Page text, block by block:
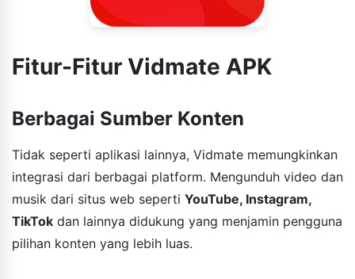
Fitur-Fitur Vidmate APK
Berbagai Sumber Konten
Tidak seperti aplikasi lainnya, Vidmate memungkinkan
integrasi dari berbagai platform. Mengunduh video dan
musik dari situs web seperti YouTube, Instagram,
TikTok dan lainnya didukung yang menjamin pengguna
pilihan konten yang lebih luas.